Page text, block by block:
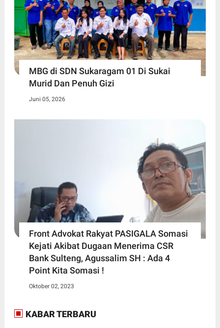
MBG di SDN Sukaragam 01 Di Sukai
Murid Dan Penuh Gizi
Juni 05, 2026
Front Advokat Rakyat PASIGALA Somasi
Kejati Akibat Dugaan Menerima CSR
Bank Sulteng, Agussalim SH : Ada 4
Point Kita Somasi !
Oktober 02, 2023
KABAR TERBARU